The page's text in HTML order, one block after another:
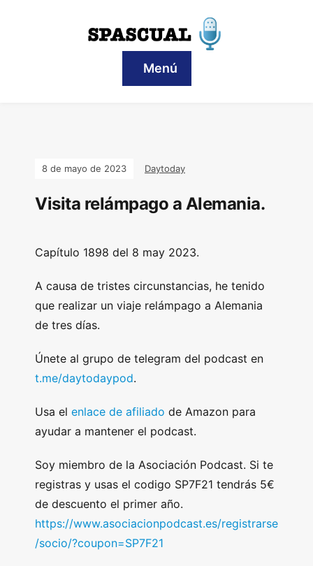
Menú
8 de mayo de 2023 Daytoday
Visita relámpago a Alemania.
Capítulo 1898 del 8 may 2023.
A causa de tristes circunstancias, he tenido
que realizar un viaje relámpago a Alemania
de tres días.
Únete al grupo de telegram del podcast en
t.me/daytodaypod.
Usa el enlace de afiliado de Amazon para
ayudar a mantener el podcast.
Soy miembro de la Asociación Podcast. Si te
registras y usas el codigo SP7F21 tendrás 5€
de descuento el primer año.
https://www.asociacionpodcast.es/registrarse
/socio/?coupon=SP7F21